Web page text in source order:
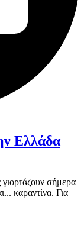
Ελλάδα
σήμερα
καραντίνα. Για